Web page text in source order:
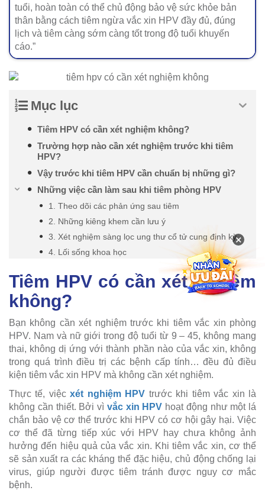
tuổi, hoàn toàn có thể chủ động bảo vệ sức khỏe bản
thân bằng cách tiêm ngừa vắc xin HPV đầy đủ, đúng
lịch và tiêm càng sớm càng tốt trong độ tuổi khuyến
cáo.”
Mục lục
Tiêm HPV có cần xét nghiệm không?
Trường hợp nào cần xét nghiệm trước khi tiêm
HPV?
Vậy trước khi tiêm HPV cần chuẩn bị những gì?
Những việc cần làm sau khi tiêm phòng HPV
1. Theo dõi các phản ứng sau tiêm
2. Những kiêng khem cần lưu ý
3. Xét nghiệm sàng lọc ung thư cổ tử cung định kỳ
4. Lối sống khoa học
Tiêm HPV có cần xét nghiệm
không?
Bạn không cần xét nghiệm trước khi tiêm vắc xin phòng
HPV. Nam và nữ giới trong độ tuổi từ 9 – 45, không mang
thai, không dị ứng với thành phần nào của vắc xin, không
trong quá trình điều trị các bệnh cấp tính… đều đủ điều
kiện tiêm vắc xin HPV mà không cần xét nghiệm.
Thực tế, việcxét nghiệm HPV trước khi tiêm vắc xin là
không cần thiết. Bởi vì vắc xin HPV hoạt động như một lá
chắn bảo vệ cơ thể trước khi HPV có cơ hội gây hại. Việc
cơ thể đã từng tiếp xúc với HPV hay chưa không ảnh
hưởng đến hiệu quả của vắc xin. Khi tiêm vắc xin, cơ thể
sẽ sản xuất ra các kháng thể đặc hiệu, chủ động chống lại
virus, giúp người được tiêm tránh được nguy cơ mắc
bệnh.
×